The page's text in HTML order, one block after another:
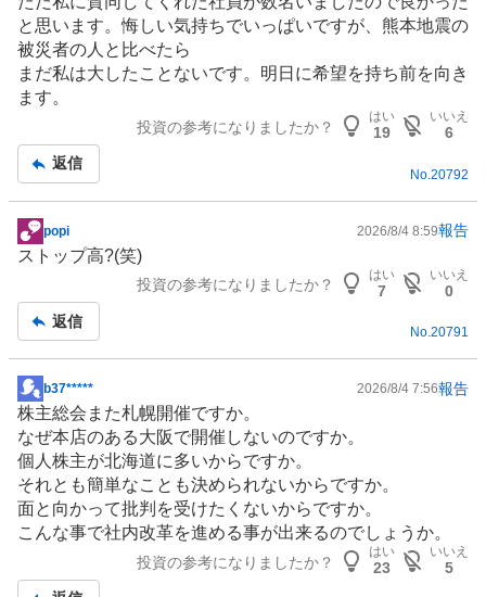
と思います。悔しい気持ちでいっぱいですが、熊本地震の
被災者の人と比べたら
まだ私は大したことないです。明日に希望を持ち前を向き
ます。
投資の参考になりましたか？
はい
19
いいえ
6
返信
No. 20792
掲
示
事
popi 2026/8/4 8:59報告
ストップ高?(笑)
投資の参考になりましたか？
はい
7
いいえ
0
返信
No.20791
掲
示
板
記
事
b37***** 2026/8/4 7:56報告
株主総会また札幌開催ですか。
なぜ本店のある大阪で開催しないのですか。
個人株主が北海道に多いからですか。
それとも簡単なことも決められないからですか。
面と向かって批判を受けたくないからですか。
こんな事で社内改革を進める事が出来るのでしょうか。
投資の参考になりましたか？
はい
23
いいえ
5